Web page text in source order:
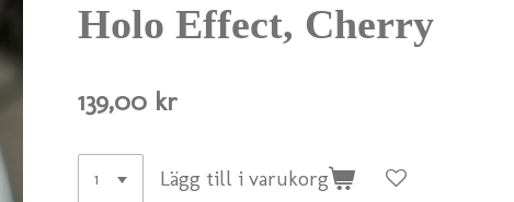
Holo Effect, Cherry
139,00 kr
Lägg till i varukorg